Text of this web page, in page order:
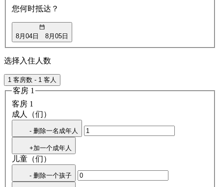
您何时抵达？
8月04日 8月05日
选择入住人数
1 客房数 - 1 客人
客房 1
客房 1
成人（们）
- 删除一名成年人
+加一个成年人
儿童（们）
- 删除一个孩子